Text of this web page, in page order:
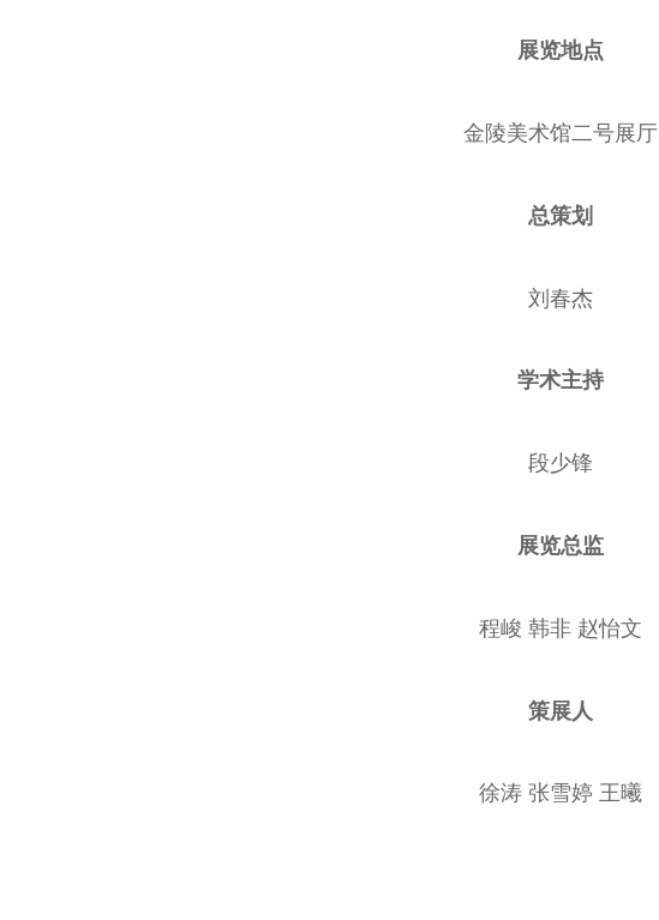
展览地点
金陵美术馆二号展厅
总策划
刘春杰
学术主持
段少锋
展览总监
程峻 韩非 赵怡文
策展人
徐涛 张雪婷 王曦